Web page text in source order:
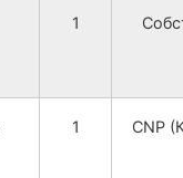
1
1 CNP